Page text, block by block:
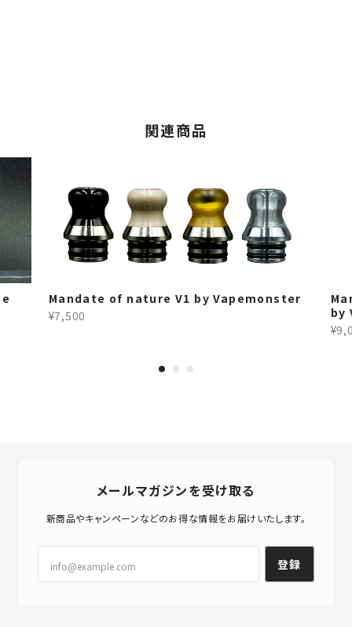
関連商品
Mandate of nature V1 by Vapemonster
¥7,500
by
メールマガジンを受け取る
新商品やキャンペーンなどのお得な情報をお届けいたします。
登録